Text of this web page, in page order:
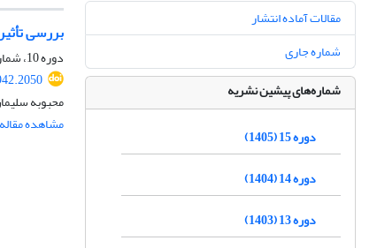
بررسی
دوره 10، شماره 4، زمستان 1400، صفحه
محبوبه
مشاهده مقاله
مقالات آماده انتشار
شماره جاری
شماره‌های پیشین نشریه
دوره 15 (1405)
دوره 14 (1404)
دوره 13 (1403)